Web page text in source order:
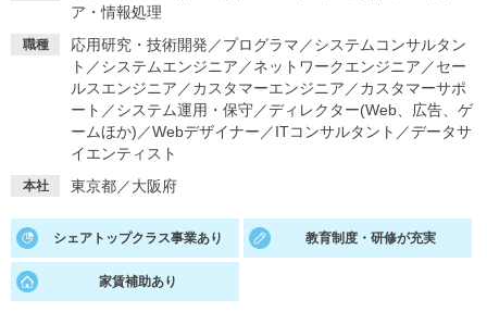
イベントを探す スカウト お知らせ
就活ノウハウ・サポート
適職診断
あなたに合う仕事を診断！
就活チャンネル
ア・情報処理
職種 応用研究・技術開発 ／プログラマ ／システムコンサルタン
ト ／システムエンジニア ／ネットワークエンジニア ／セー
ルスエンジニア ／カスタマーエンジニア ／カスタマーサポ
ート ／システム運用・保守／ディレクター(Web、広告、ゲ
ームほか) ／Webデザイナー ／ITコンサルタント ／データサ
イエンティスト
本社 東京都／大阪府
シェアトップクラス事業あり 教育制度・研修が充実
家賃補助あり